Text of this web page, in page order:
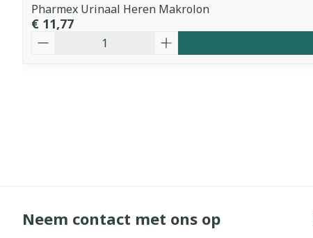
Pharmex Urinaal Heren Makrolon
€ 11,77
Neem contact met ons op